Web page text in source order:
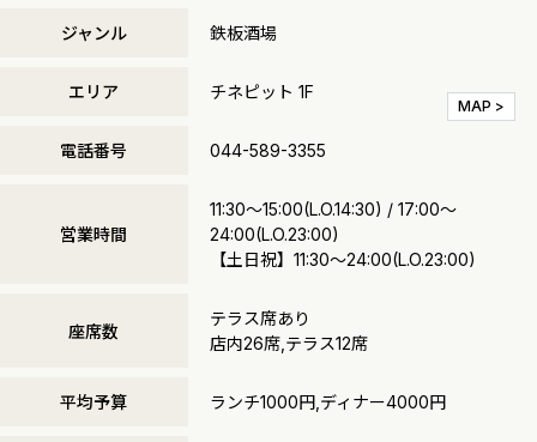
ジャンル 鉄板酒場
エリア チネピット 1F
MAP >
電話番号 044-589-3355
営業時間
11:30～15:00(L.O.14:30) / 17:00～
24:00(L.O.23:00)
【土日祝】11:30～24:00(L.O.23:00)
座席数
テラス席あり
店内26席,テラス12席
平均予算 ランチ1000円,ディナー4000円